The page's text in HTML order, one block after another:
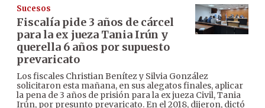
Sucesos
Fiscalía pide 3 años de cárcel
para la ex jueza Tania Irún y
querella 6 años por supuesto
prevaricato
Los fiscales Christian Benítez y Silvia González
solicitaron esta mañana, en sus alegatos finales, aplicar
la pena de 3 años de prisión para la ex jueza Civil, Tania
Irún, por presunto prevaricato. En el 2018, dijeron, dictó